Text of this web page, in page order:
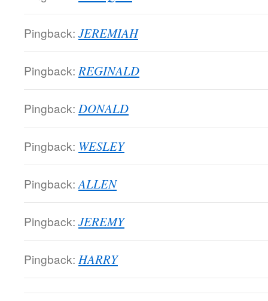
Pingback: JEREMIAH
Pingback: REGINALD
Pingback: DONALD
Pingback: WESLEY
Pingback: ALLEN
Pingback: JEREMY
Pingback: HARRY